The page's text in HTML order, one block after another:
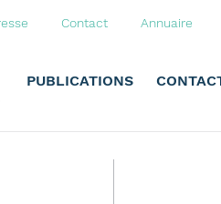
Contact Annuaire
PUBLICATIONS